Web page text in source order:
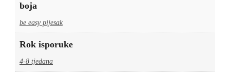
boja
be easy pijesak
Rok isporuke
4-8 tjedana